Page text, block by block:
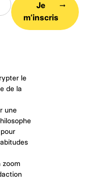
Je
m’inscris
arrow_right_alt
le
de la
une
zoom